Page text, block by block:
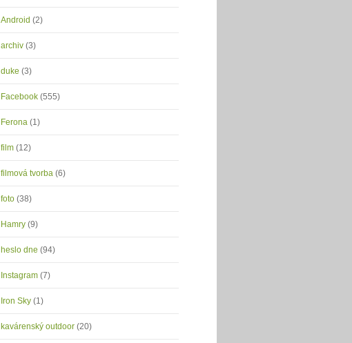
Android (2)
archiv (3)
duke (3)
Facebook (555)
Ferona (1)
film (12)
filmová tvorba (6)
foto (38)
Hamry (9)
heslo dne (94)
Instagram (7)
Iron Sky (1)
kavárenský outdoor (20)